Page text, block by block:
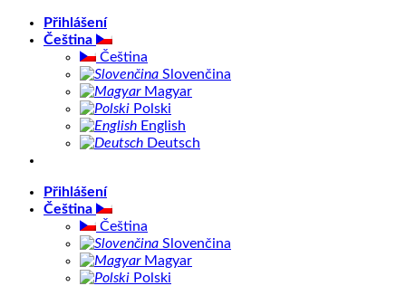
PřeskočitPřihlášení
Čeština
Čeština
Slovenčina
Magyar
Polski
English
Deutsch
Přihlášení
Čeština
Čeština
Slovenčina
Magyar
Polski